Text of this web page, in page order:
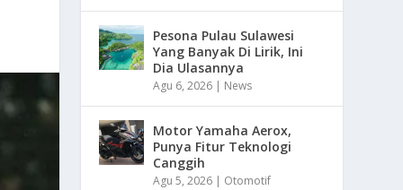
Pesona Pulau Sulawesi
Yang Banyak Di Lirik, Ini
Dia Ulasannya
Agu 6, 2026 | News
Motor Yamaha Aerox,
Punya Fitur Teknologi
Canggih
Agu 5, 2026 | Otomotif